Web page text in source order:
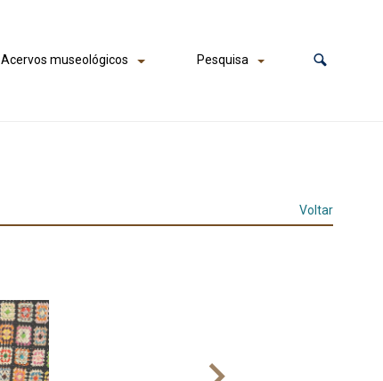
Acervos museológicos Pesquisa
Voltar